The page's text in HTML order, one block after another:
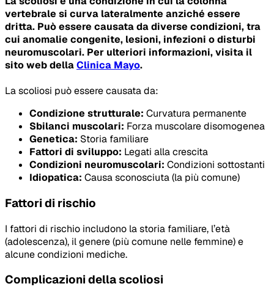
vertebrale si curva lateralmente anziché essere
dritta. Può essere causata da diverse condizioni, tra
cui anomalie congenite, lesioni, infezioni o disturbi
neuromuscolari. Per ulteriori informazioni, visita il
sito web dellaClinica Mayo.
La scoliosi può essere causata da:
Condizione strutturale: Curvatura permanente
Sbilanci muscolari: Forza muscolare disomogenea
Genetica: Storia familiare
Fattori di sviluppo: Legati alla crescita
Condizioni neuromuscolari: Condizioni sottostanti
Idiopatica: Causa sconosciuta (la più comune)
Fattori di rischio
I fattori di rischio includono la storia familiare, l’età
(adolescenza), il genere (più comune nelle femmine) e
alcune condizioni mediche.
Complicazioni della scoliosi